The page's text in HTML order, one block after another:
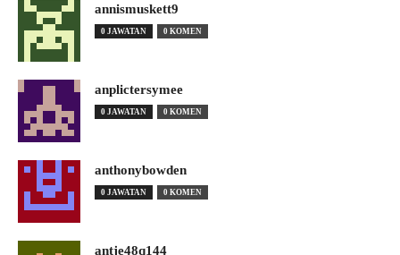
annismuskett9
0 JAWATAN 0 KOMEN
anplictersymee
0 JAWATAN 0 KOMEN
anthonybowden
0 JAWATAN 0 KOMEN
antje48q144